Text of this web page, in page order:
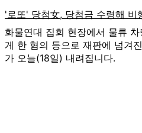
화물연대 집회 현장에서 물류
게 한 혐의 등으로 재판에 넘겨
가 오늘(18일) 내려집니다.